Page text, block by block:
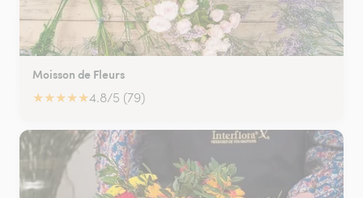
Moisson de Fleurs
★★★★★4.8/5 (79)